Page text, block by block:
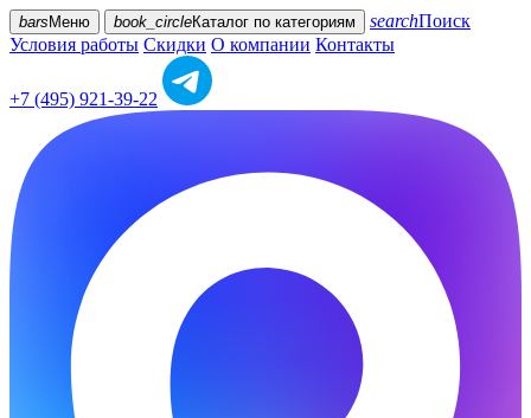
bars Меню book_circleКаталог по категориям searchПоиск
Условия работы Скидки О компании Контакты
+7 (495) 921-39-22